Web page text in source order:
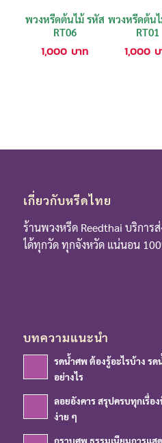
พวงหรีดต้นไม้ รหัส
RT06
1,000 บาท
พวงหรีดต้น
RT01
1,000
เกี่ยวกับหรีดไทย
ร้านพวงหรีด Reedthai บริการ
ได้ทุกวัด ทุกจังหวัด แน่นอน
บทความแนะนำ
รดน้ำศพ ต้องรู้อะไรบ้าง ร
อย่างไร
ลอยอังคาร สรุปครบทุกเรื่อ
ง่าย ๆ
กราบศพ ธรรมเนียมการแ